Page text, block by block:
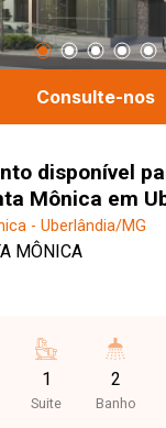
Consulte-nos
disponível
Mônica em
- Uberlândia/MG
MÔNICA
1
Suite
2
Banho